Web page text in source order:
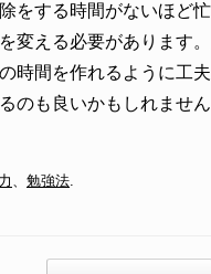
をする時間がないほど
変える必要があります
時間を作れるように工
のも良いかもしれません
勉強法